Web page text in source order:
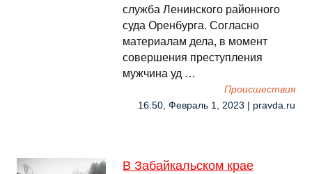
служба Ленинского районного
суда Оренбурга. Согласно
материалам дела, в момент
совершения преступления
мужчина уд …
Происшествия
16:50, Февраль 1, 2023 | pravda.ru
В Забайкальском крае